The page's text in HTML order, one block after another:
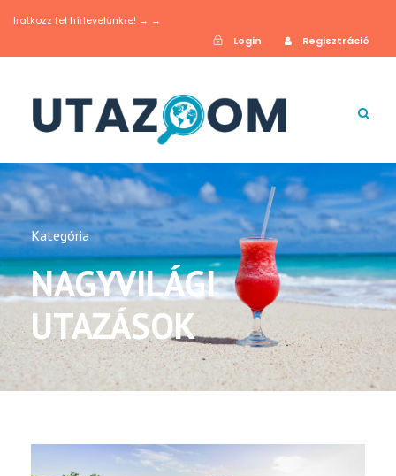
Iratkozz fel hírlevelünkre! → →
Login
Regisztráció
Kategória
NAGYVILÁGI
UTAZÁSOK